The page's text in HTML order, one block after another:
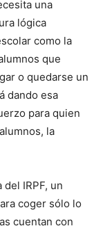
una
lógica
como la
que
o quedarse un
dando esa
para quien
la
IRPF, un
coger sólo lo
cuentan con